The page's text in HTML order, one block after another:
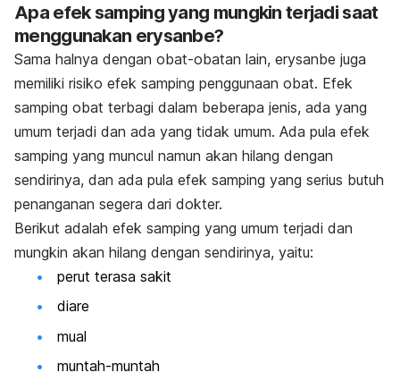
Apa efek samping yang mungkin terjadi saat
menggunakan erysanbe?
Sama halnya dengan obat-obatan lain, erysanbe juga
memiliki risiko efek samping penggunaan obat. Efek
samping obat terbagi dalam beberapa jenis, ada yang
umum terjadi dan ada yang tidak umum. Ada pula efek
samping yang muncul namun akan hilang dengan
sendirinya, dan ada pula efek samping yang serius butuh
penanganan segera dari dokter.
Berikut adalah efek samping yang umum terjadi dan
mungkin akan hilang dengan sendirinya, yaitu:
perut terasa sakit
diare
mual
muntah-muntah